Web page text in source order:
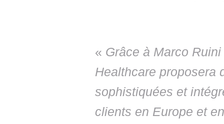
« Grâce à Marco
Healthcare proposera
sophistiquées et
clients en Europe et